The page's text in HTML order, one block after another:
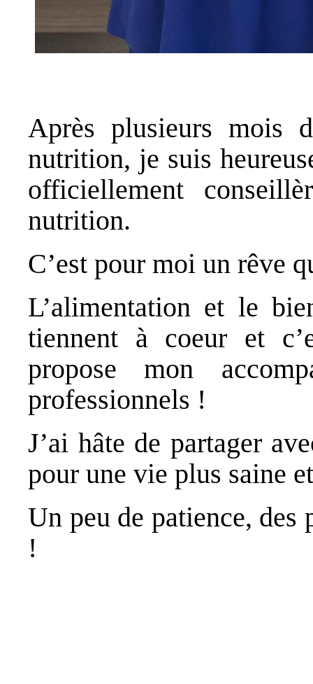
Après plusieurs mois
nutrition, je suis
officiellement
nutrition.
C’est pour moi un rêve
L’alimentation et le
tiennent à coeur et
propose mon
professionnels !
J’ai hâte de partager
pour une vie plus saine
Un peu de patience, des
!